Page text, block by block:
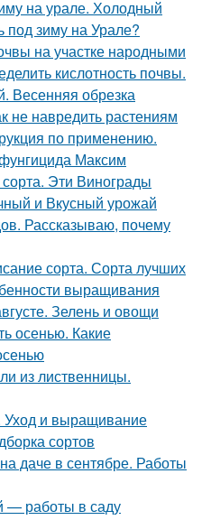
на урале. Холодный
под зиму на Урале?
на участке народными
кислотность почвы.
Весенняя обрезка
не навредить растениям
по применению.
Максим
Эти Винограды
и Вкусный урожай
Рассказываю, почему
сорта. Сорта лучших
выращивания
Зелень и овощи
осенью. Какие
из лиственницы.
Уход и выращивание
сортов
даче в сентябре. Работы
— работы в саду